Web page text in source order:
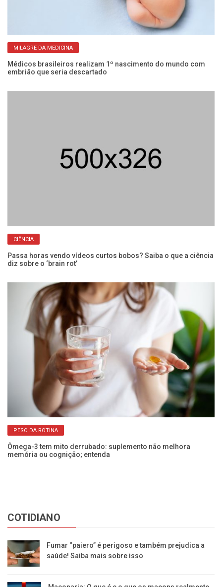
MILAGRE DA MEDICINA
Médicos brasileiros realizam 1º nascimento do mundo com
embrião que seria descartado
CIÊNCIA
Passa horas vendo vídeos curtos bobos? Saiba o que a ciência
diz sobre o ‘brain rot’
PESO DA ROTINA
Ômega-3 tem mito derrubado: suplemento não melhora
memória ou cognição; entenda
COTIDIANO
Fumar “paiero” é perigoso e também prejudica a
saúde! Saiba mais sobre isso